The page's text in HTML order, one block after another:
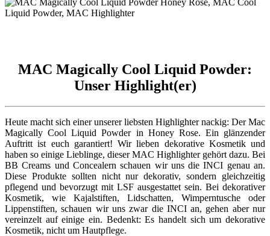
MAC Magically Cool Liquid Powder:
Unser Highlight(er)
Heute macht sich einer unserer liebsten Highlighter nackig: Der Mac
Magically Cool Liquid Powder in Honey Rose. Ein glänzender
Auftritt ist euch garantiert! Wir lieben dekorative Kosmetik und
haben so einige Lieblinge, dieser MAC Highlighter gehört dazu. Bei
BB Creams und Concealern schauen wir uns die INCI genau an.
Diese Produkte sollten nicht nur dekorativ, sondern gleichzeitig
pflegend und bevorzugt mit LSF ausgestattet sein. Bei dekorativer
Kosmetik, wie Kajalstiften, Lidschatten, Wimperntusche oder
Lippenstiften, schauen wir uns zwar die INCI an, gehen aber nur
vereinzelt auf einige ein. Bedenkt: Es handelt sich um dekorative
Kosmetik, nicht um Hautpflege.